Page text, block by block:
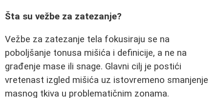
Šta su vežbe za zatezanje?
Vežbe za zatezanje tela fokusiraju se na
poboljšanje tonusa mišića i definicije, a ne na
građenje mase ili snage. Glavni cilj je postići
vretenast izgled mišića uz istovremeno smanjenje
masnog tkiva u problematičnim zonama.